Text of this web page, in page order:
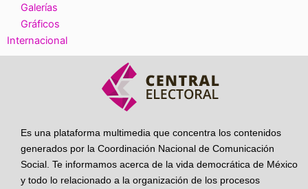
Galerías
Gráficos
Internacional
Es una plataforma multimedia que concentra los contenidos
generados por la Coordinación Nacional de Comunicación
Social. Te informamos acerca de la vida democrática de México
y todo lo relacionado a la organización de los procesos